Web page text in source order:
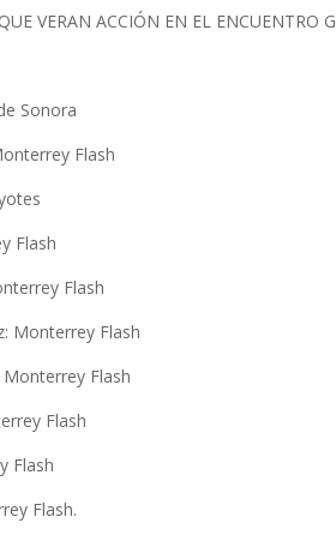
VERAN ACCIÓN EN EL ENCUENTRO
Sonora
Flash
Flash
Flash
Monterrey Flash
Monterrey Flash
Flash
Flash
Flash.